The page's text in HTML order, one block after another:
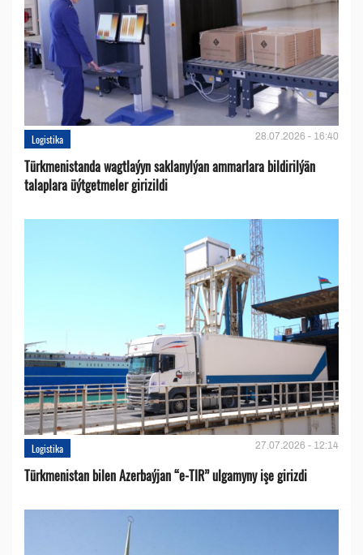
Logistika 28.07.2026 - 16:40
Türkmenistanda wagtlaýyn saklanylýan ammarlara bildirilýän
talaplara üýtgetmeler girizildi
Logistika 27.07.2026 - 12:14
Türkmenistan bilen Azerbaýjan “e-TIR” ulgamyny işe girizdi